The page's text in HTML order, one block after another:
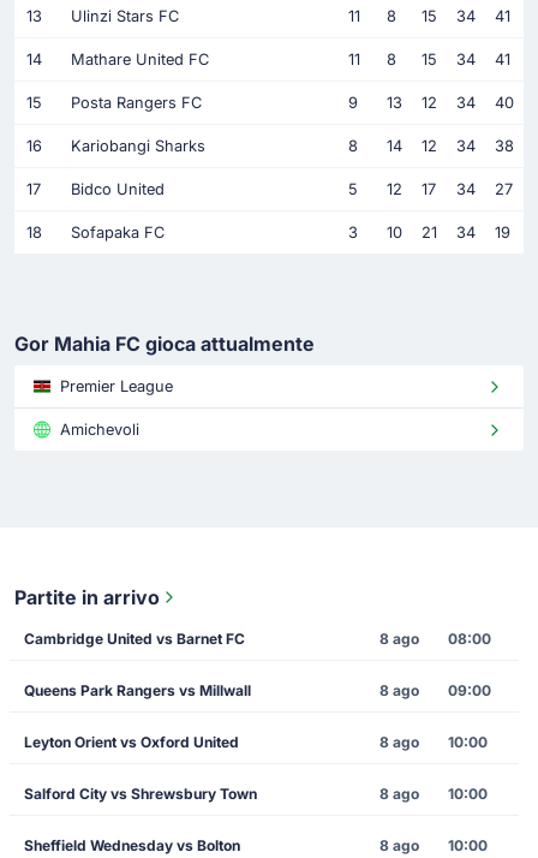
13 Ulinzi Stars FC 11 8 15 34 41
14 Mathare United FC 11 8 15 34 41
15 Posta Rangers FC 9 13 12 34 40
16 Kariobangi Sharks 8 14 12 34 38
17 Bidco United 5 12 17 34 27
18 Sofapaka FC 3 10 21 34 19
Gor Mahia FC gioca attualmente
Premier League
Amichevoli
Partite in arrivo
Cambridge United vs Barnet FC 8 ago 08:00
Queens Park Rangers vs Millwall 8 ago 09:00
Leyton Orient vs Oxford United 8 ago 10:00
Salford City vs Shrewsbury Town 8 ago 10:00
Sheffield Wednesday vs Bolton 8 ago 10:00